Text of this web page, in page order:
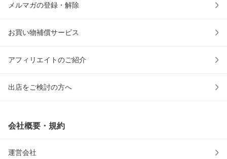
メルマガの登録・解除
お買い物補償サービス
アフィリエイトのご紹介
出店をご検討の方へ
会社概要・規約
運営会社